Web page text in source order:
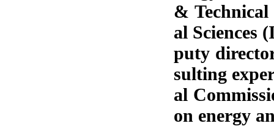
& Technical
al Sciences
puty
sulting
al
on energy